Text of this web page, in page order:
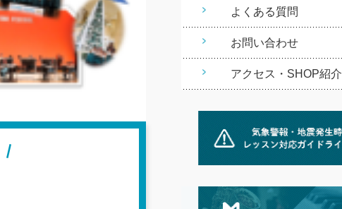
よくある質問
お問い合わせ
アクセス・SHOP紹介